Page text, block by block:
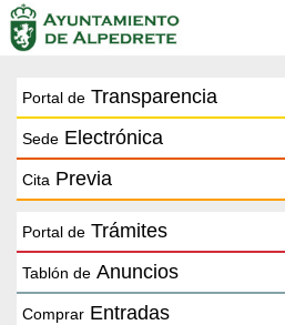
Portal de Transparencia
Sede Electrónica
Cita Previa
Portal de Trámites
Tablón de Anuncios
Comprar Entradas